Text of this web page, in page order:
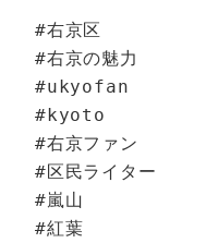
#右京区
#右京の魅力
#ukyofan
#kyoto
#右京ファン
#区民ライター
#嵐山
#紅葉